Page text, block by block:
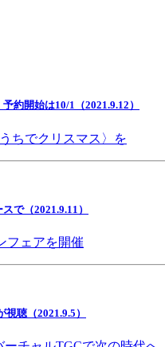
約開始は10/1（2021.9.12）
ちでクリスマス〉を
で（2021.9.11）
フェアを開催
聴（2021.9.5）